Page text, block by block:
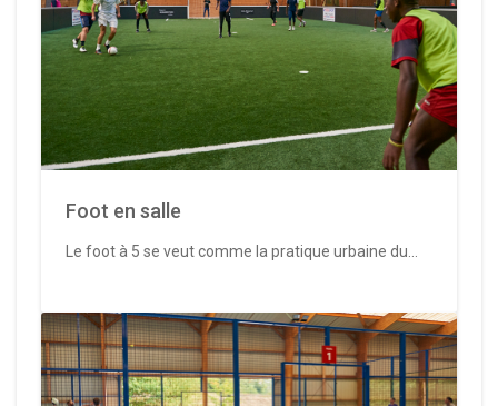
Foot en salle
Le foot à 5 se veut comme la pratique urbaine du...